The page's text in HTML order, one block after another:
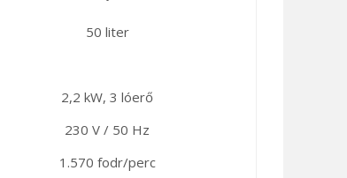
50 liter
2,2 kW, 3 lóerő
230 V / 50 Hz
1.570 fodr/perc